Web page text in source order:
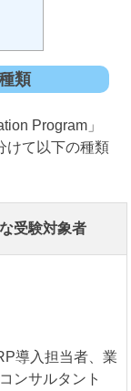
類
Program」
けて以下の種類
受験対象者
導入担当者、業
ンサルタント